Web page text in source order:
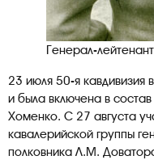
Генерал-
23 июля 50-я
и была включена в
Хоменко. С 27 августа
кавалерийской группы
полковника Л.М.